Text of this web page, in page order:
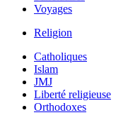
Voyages
Religion
Catholiques
Islam
JMJ
Liberté religieuse
Orthodoxes